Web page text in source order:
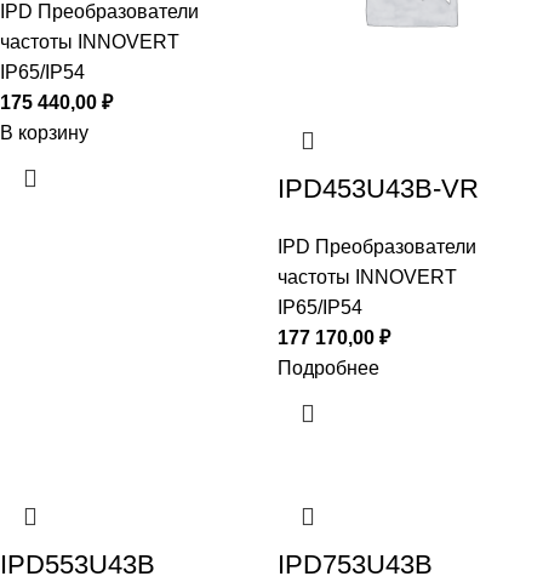
IPD Преобразователи
частоты INNOVERT
IP65/IP54
175 440,00 ₽
В корзину
IPD453U43B-VR
IPD Преобразователи
частоты INNOVERT
IP65/IP54
177 170,00 ₽
Подробнее
IPD553U43B IPD753U43B